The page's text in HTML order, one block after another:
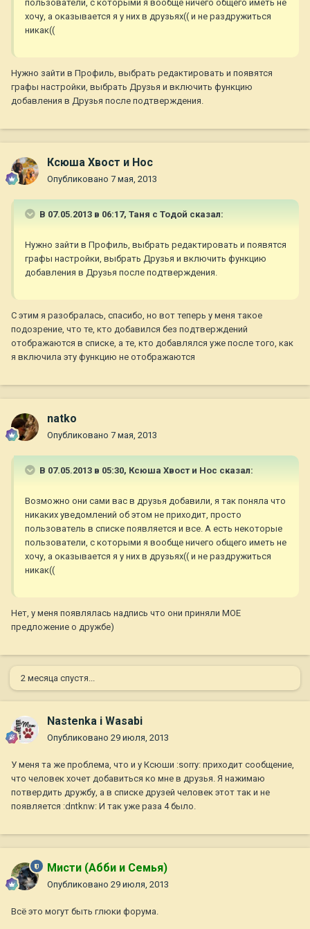
пользователи, с которыми я вообще ничего общего иметь не
хочу, а оказывается я у них в друзьях(( и не раздружиться
никак((
Нужно зайти в Профиль, выбрать редактировать и появятся
графы настройки, выбрать Друзья и включить функцию
добавления в Друзья после подтверждения.
Ксюша Хвост и Нос
Опубликовано 7 мая, 2013
В 07.05.2013 в 06:17, Таня с Тодой сказал:
Нужно зайти в Профиль, выбрать редактировать и появятся
графы настройки, выбрать Друзья и включить функцию
добавления в Друзья после подтверждения.
С этим я разобралась, спасибо, но вот теперь у меня такое
подозрение, что те, кто добавился без подтверждений
отображаются в списке, а те, кто добавлялся уже после того, как
я включила эту функцию не отображаются
natko
Опубликовано 7 мая, 2013
В 07.05.2013 в 05:30, Ксюша Хвост и Нос сказал:
Возможно они сами вас в друзья добавили, я так поняла что
никаких уведомлений об этом не приходит, просто
пользователь в списке появляется и все. А есть некоторые
пользователи, с которыми я вообще ничего общего иметь не
хочу, а оказывается я у них в друзьях(( и не раздружиться
никак((
Нет, у меня появлялась надпись что они приняли МОЕ
предложение о дружбе)
2 месяца спустя...
Nastenka i Wasabi
Опубликовано 29 июля, 2013
У меня та же проблема, что и у Ксюши :sorry: приходит сообщение,
что человек хочет добавиться ко мне в друзья. Я нажимаю
потвердить дружбу, а в списке друзей человек этот так и не
появляется :dntknw: И так уже раза 4 было.
Мисти (Абби и Семья)
Опубликовано 29 июля, 2013
Всё это могут быть глюки форума.